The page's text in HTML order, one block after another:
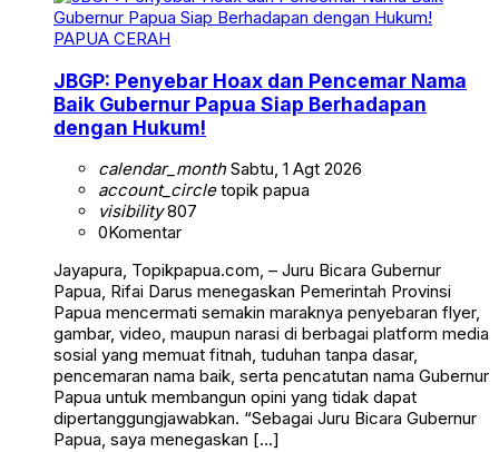
PAPUA CERAH
JBGP: Penyebar Hoax dan Pencemar Nama
Baik Gubernur Papua Siap Berhadapan
dengan Hukum!
calendar_monthSabtu, 1 Agt 2026
account_circletopik papua
visibility807
0Komentar
Jayapura, Topikpapua.com, – Juru Bicara Gubernur
Papua, Rifai Darus menegaskan Pemerintah Provinsi
Papua mencermati semakin maraknya penyebaran flyer,
gambar, video, maupun narasi di berbagai platform media
sosial yang memuat fitnah, tuduhan tanpa dasar,
pencemaran nama baik, serta pencatutan nama Gubernur
Papua untuk membangun opini yang tidak dapat
dipertanggungjawabkan. “Sebagai Juru Bicara Gubernur
Papua, saya menegaskan […]